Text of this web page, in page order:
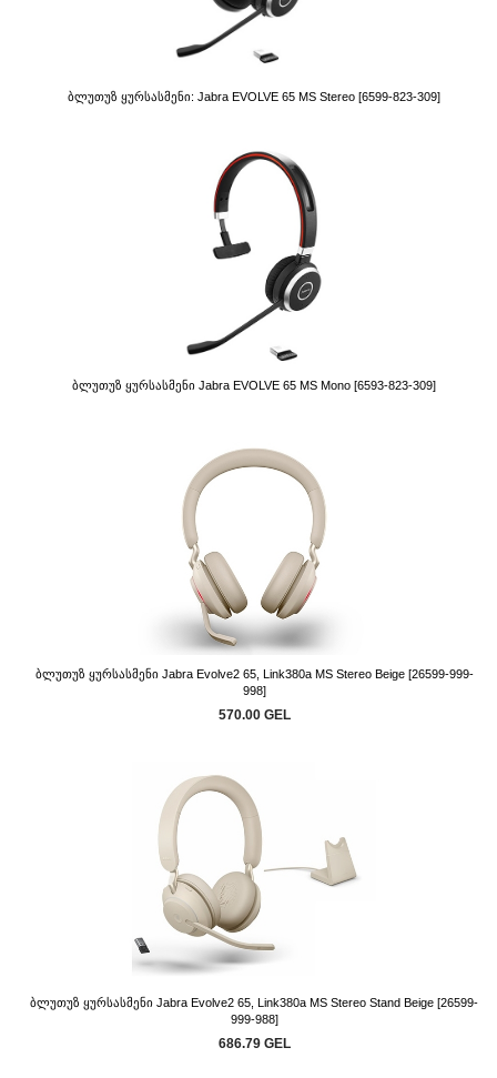
Ბლუთუზ Ყურსასმენი: Jabra EVOLVE 65 MS Stereo [6599-823-309]
Ბლუთუზ Ყურსასმენი Jabra EVOLVE 65 MS Mono [6593-823-309]
Ბლუთუზ Ყურსასმენი Jabra Evolve2 65, Link380a MS Stereo Beige [26599-999-
998]
570.00 GEL
Ბლუთუზ Ყურსასმენი Jabra Evolve2 65, Link380a MS Stereo Stand Beige [26599-
999-988]
686.79 GEL